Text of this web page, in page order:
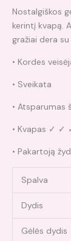
Nostalgiškos
kerintį kvapą.
gražiai dera
• Kordes
• Sveikata
• Atsparumas
• Kvapas ✓ ✓
• Pakartoją
Spalva
Dydis
Gėlės dydis